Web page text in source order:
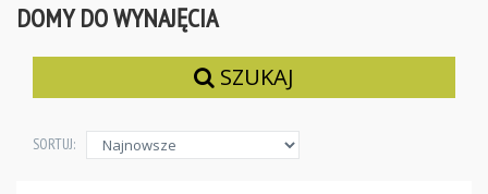
DOMY DO WYNAJĘCIA
SZUKAJ
SORTUJ: